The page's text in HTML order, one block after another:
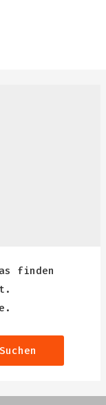
finden